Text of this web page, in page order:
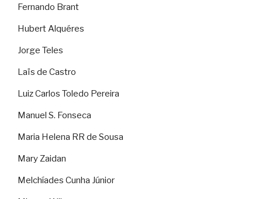
Fernando Brant
Hubert Alquéres
Jorge Teles
Laïs de Castro
Luiz Carlos Toledo Pereira
Manuel S. Fonseca
Maria Helena RR de Sousa
Mary Zaidan
Melchíades Cunha Júnior